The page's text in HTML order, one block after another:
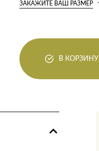
ЗАКАЖИТЕ ВАШ РАЗМЕР
В КОРЗИНУ